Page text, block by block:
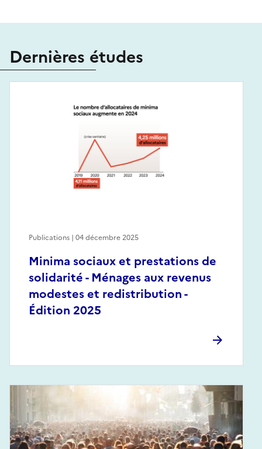
Dernières études
Minima sociaux et prestations de
solidarité - Ménages aux revenus
modestes et redistribution -
Édition 2025
Publications | 04 décembre 2025